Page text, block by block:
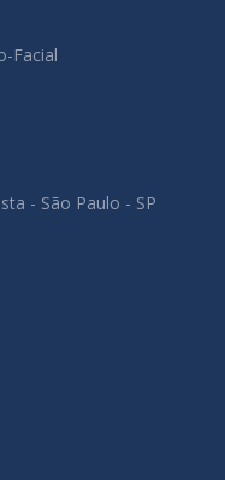
Facial
- São Paulo - SP